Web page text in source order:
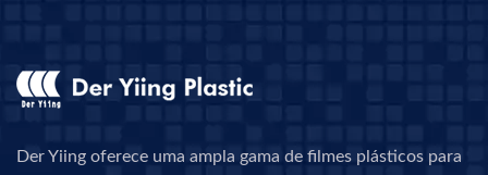
Der Yiing oferece uma ampla gama de filmes plásticos para